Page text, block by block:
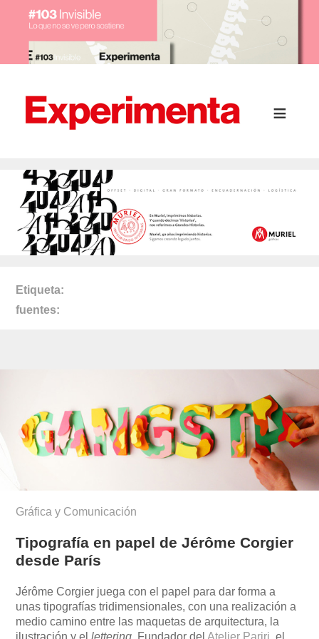
Etiqueta
fuentes
Gráfica y Comunicación
Tipografía en papel de Jérôme Corgier
desde París
Jérôme Corgier juega con el papel para dar forma a
unas tipografías tridimensionales, con una realización a
medio camino entre las maquetas de arquitectura, la
ilustración y ellettering. Fundador delAtelier Pariri, el